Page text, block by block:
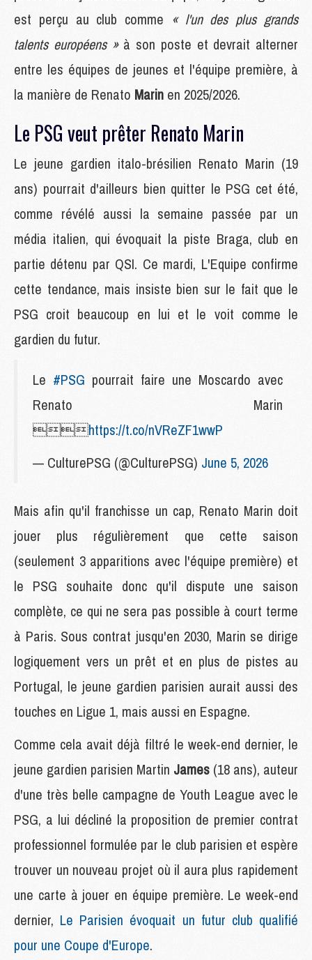
est perçu au club comme « l'un des plus grands
talents européens »à son poste et devrait alterner
entre les équipes de jeunes et l'équipe première, à
la manière de Renato Marin en 2025/2026.
Le PSG veut prêter Renato Marin
Le jeune gardien italo-brésilien Renato Marin (19
ans) pourrait d'ailleurs bien quitter le PSG cet été,
comme révélé aussi la semaine passée par un
média italien, qui évoquait la piste Braga, club en
partie détenu par QSI. Ce mardi, L'Equipe confirme
cette tendance, mais insiste bien sur le fait que le
PSG croit beaucoup en lui et le voit comme le
gardien du futur.
Le #PSG pourrait faire une Moscardo avec
Renato Marin
https://t.co/nVReZF1wwP
— CulturePSG (@CulturePSG) June 5, 2026
Mais afin qu'il franchisse un cap, Renato Marin doit
jouer plus régulièrement que cette saison
(seulement 3 apparitions avec l'équipe première) et
le PSG souhaite donc qu'il dispute une saison
complète, ce qui ne sera pas possible à court terme
à Paris. Sous contrat jusqu'en 2030, Marin se dirige
logiquement vers un prêt et en plus de pistes au
Portugal, le jeune gardien parisien aurait aussi des
touches en Ligue 1, mais aussi en Espagne.
Comme cela avait déjà filtré le week-end dernier, le
jeune gardien parisien Martin James (18 ans), auteur
d'une très belle campagne de Youth League avec le
PSG, a lui décliné la proposition de premier contrat
professionnel formulée par le club parisien et espère
trouver un nouveau projet où il aura plus rapidement
une carte à jouer en équipe première. Le week-end
dernier, Le Parisien évoquait un futur club qualifié
pour une Coupe d'Europe.